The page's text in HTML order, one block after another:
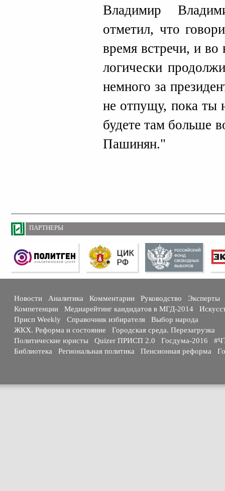
Владимир
отметил, что
время встречи, и во
логически
немного за
не отпущу, пока ты
будете там больше
Пашинян."
ПАРТНЕРЫ
Новости Аналитика Комментарии Руководство
Эксперты
Компетенции
Медиарейтинг кандидатов в МГД-2014
Присп Weekly
Справочник избирателя
Выбор народа
ЖКХ. Реформа и состояние
Городская среда. Перезагрузка
Политические юристы
Quizer ПРИСП 2.0 Госдума-2016
Библиотека
Региональная политика Пенсионная реформа